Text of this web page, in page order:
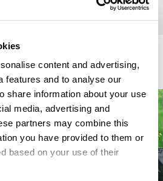
content and advertising,
features and to analyse our
share information about your use
media, advertising and
partners may combine this
you have provided to them or
based on your use of their